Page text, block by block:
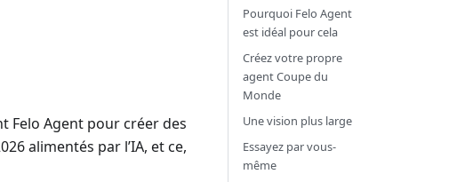
Felo Agent pour créer des
alimentés par l’IA, et ce,
Pourquoi Felo Agent
est idéal pour cela
Créez votre propre
agent Coupe du
Monde
Une vision plus large
Essayez par vous-
même